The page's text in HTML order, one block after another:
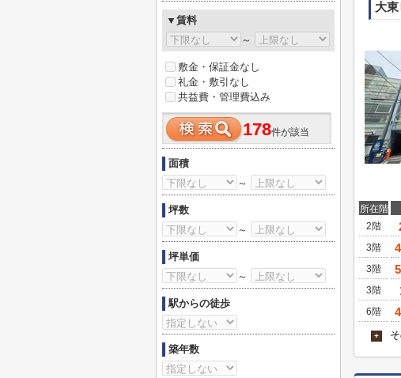
大
所在階
2階
3階
4
3階
5
3階
6階
4
+
▼賃料
～
敷金・保証金なし
礼金・敷引なし
共益費・管理費込み
178件が該当
面積
～
坪数
～
坪単価
～
駅からの徒歩
築年数